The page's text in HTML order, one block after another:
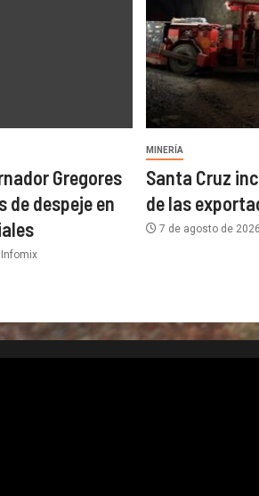
Gregores
de despeje en
Infomix
MINERÍA
Santa Cruz
de las
7 de agosto de 2026